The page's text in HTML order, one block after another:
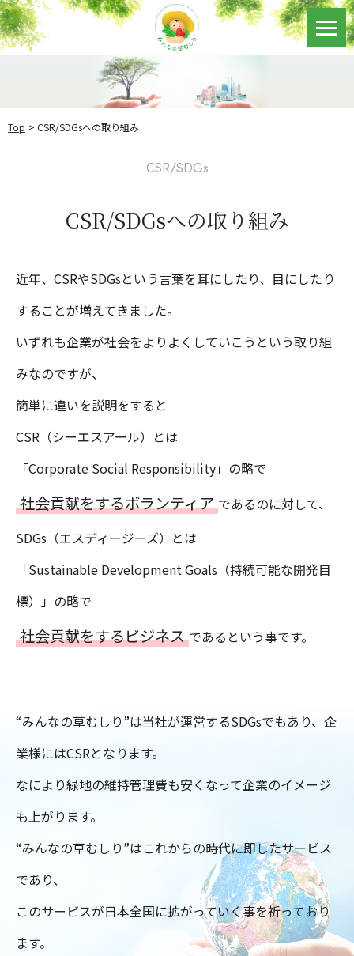
Top CSR/SDGsへの取り組み
CSR/SDGs
CSR/SDGsへの取り組み
近年、CSRやSDGsという言葉を耳にしたり、目にしたり
することが増えてきました。
いずれも企業が社会をよりよくしていこうという取り組
みなのですが、
簡単に違いを説明をすると
CSR（シーエスアール）とは
「Corporate Social Responsibility」の略で
社会貢献をするボランティア であるのに対して、
SDGs（エスディージーズ）とは
「Sustainable Development Goals（持続可能な開発目
標）」の略で
社会貢献をするビジネス であるという事です。
“みんなの草むしり”は当社が運営するSDGsでもあり、企
業様にはCSRとなります。
なにより緑地の維持管理費も安くなって企業のイメージ
も上がります。
“みんなの草むしり”はこれからの時代に即したサービス
であり、
このサービスが日本全国に拡がっていく事を祈っており
ます。